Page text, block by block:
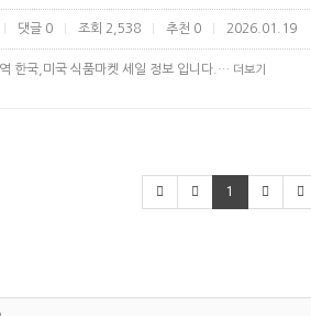
댓글 0 조회 2,538 추천 0 2026.01.19
한국,미국 식품마켓 세일 정보 입니다.… 더보기
1